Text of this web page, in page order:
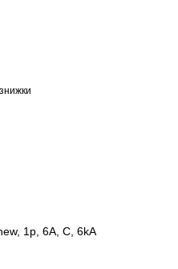
1p, 6A, C, 6kA